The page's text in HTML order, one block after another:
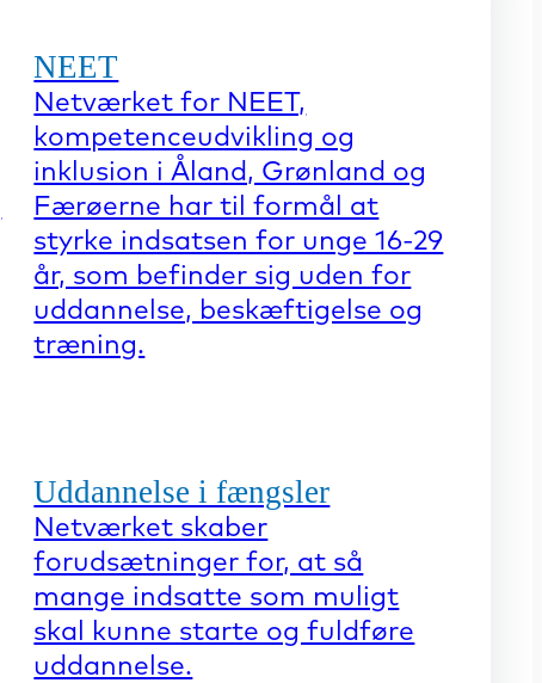
NEET
Netværket for NEET,
kompetenceudvikling og
inklusion i Åland, Grønland og
Færøerne har til formål at
styrke indsatsen for unge 16-29
år, som befinder sig uden for
uddannelse, beskæftigelse og
træning.
Uddannelse i fængsler
Netværket skaber
forudsætninger for, at så
mange indsatte som muligt
skal kunne starte og fuldføre
uddannelse.